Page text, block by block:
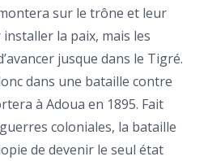
sur le trône et leur
la paix, mais les
jusque dans le Tigré.
dans une bataille contre
à Adoua en 1895. Fait
coloniales, la bataille
de devenir le seul état